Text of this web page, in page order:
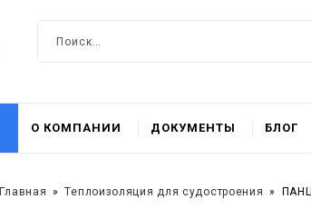
О КОМПАНИИ ДОКУМЕНТЫ БЛОГ
Главная Теплоизоляция для судостроения